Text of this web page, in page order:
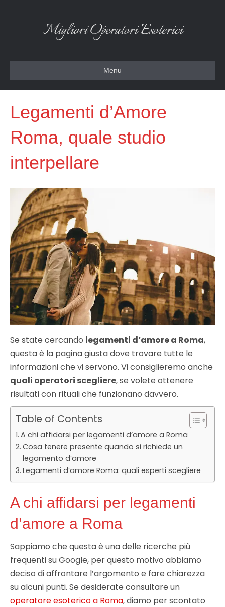
Migliori Operatori Esoterici
Menu
Legamenti d’Amore
Roma, quale studio
interpellare
Se state cercando legamenti d’amore a Roma,
questa è la pagina giusta dove trovare tutte le
informazioni che vi servono. Vi consiglieremo anche
quali operatori scegliere, se volete ottenere
risultati con rituali che funzionano davvero.
Table of Contents
A chi affidarsi per legamenti d’amore a Roma
Cosa tenere presente quando si richiede un
legamento d’amore
Legamenti d’amore Roma: quali esperti scegliere
A chi affidarsi per legamenti
d’amore a Roma
Sappiamo che questa è una delle ricerche più
frequenti su Google, per questo motivo abbiamo
deciso di affrontare l’argomento e fare chiarezza
su alcuni punti. Se desiderate consultare un
operatore esoterico a Roma, diamo per scontato